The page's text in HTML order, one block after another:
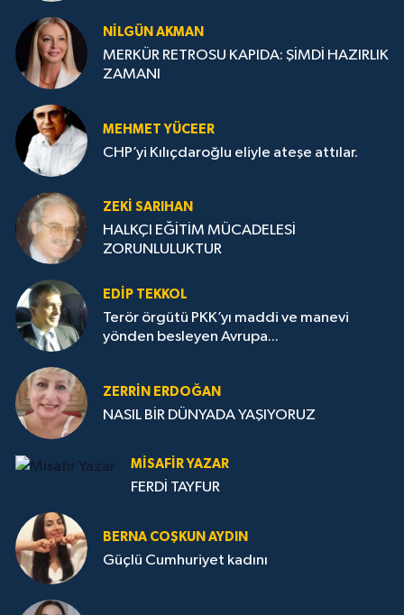
NILGÜN AKMAN
MERKÜR RETROSU KAPIDA: ŞİMDİ HAZIRLIK
ZAMANI
MEHMET YÜCEER
CHP’yi Kılıçdaroğlu eliyle ateşe attılar.
ZEKI SARIHAN
HALKÇI EĞİTİM MÜCADELESİ
ZORUNLULUKTUR
EDIP TEKKOL
Terör örgütü PKK’yı maddi ve manevi
yönden besleyen Avrupa...
ZERRIN ERDOĞAN
NASIL BİR DÜNYADA YAŞIYORUZ
MISAFIR YAZAR
FERDİ TAYFUR
BERNA COŞKUN AYDIN
Güçlü Cumhuriyet kadını